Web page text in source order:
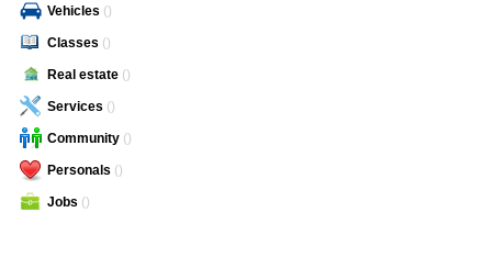
Vehicles ()
Classes ()
Real estate ()
Services ()
Community ()
Personals ()
Jobs ()